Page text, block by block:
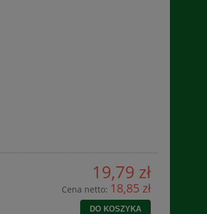
19,79 zł
Cena netto: 18,85 zł
DO KOSZYKA